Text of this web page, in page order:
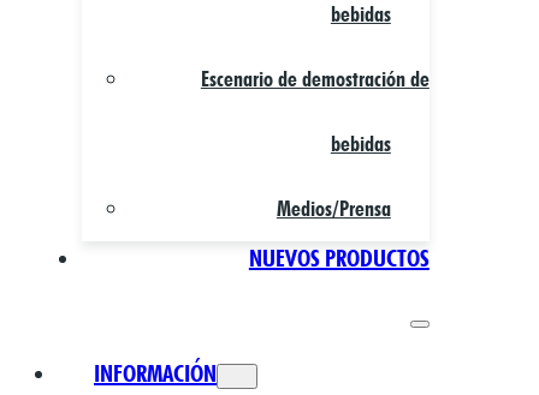
bebidas
Escenario de demostración de
bebidas
Medios/Prensa
NUEVOS PRODUCTOS
INFORMACIÓN